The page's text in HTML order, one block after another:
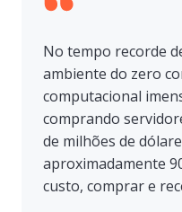
No tempo recorde
ambiente do zero
computacional
comprando
de milhões de
aproximadamente
custo, comprar e